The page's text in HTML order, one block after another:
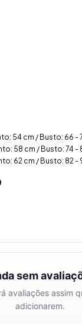
54 cm / Busto: 66 -
58 cm / Busto: 74 -
62 cm / Busto: 82 -